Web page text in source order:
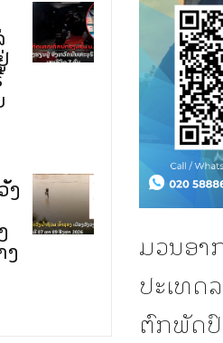
ງ
ງ
ມວນອາ
ປະເທດ
ຕົກພັດປົ